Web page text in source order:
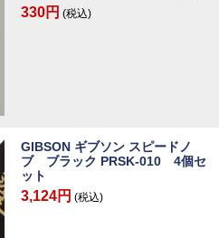
330円 (税込)
GIBSON ギブソン スピードノ
ブ ブラック PRSK-010 4個セ
ット
3,124円 (税込)